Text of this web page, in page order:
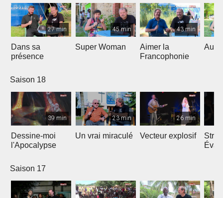
27 min
Dans sa
présence
45 min
Super Woman
43 min
Aimer la
Francophonie
Au
Saison 18
39 min
Dessine-moi
l'Apocalypse
23 min
Un vrai miraculé
26 min
Vecteur explosif
Saison 17